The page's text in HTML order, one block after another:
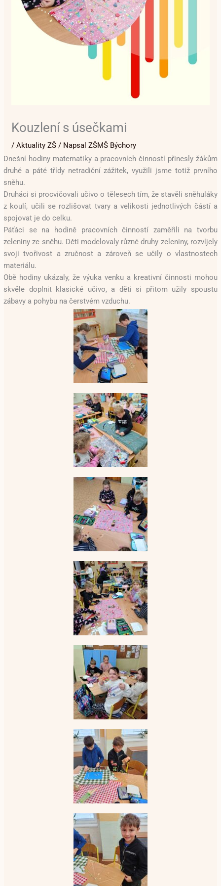
Kouzlení s úsečkami
/Aktuality ZŠ / NapsalZŠMŠ Býchory
Dnešní hodiny matematiky a pracovních činností přinesly žákům
druhé a páté třídy netradiční zážitek, využili jsme totiž prvního
sněhu.
Druháci si procvičovali učivo o tělesech tím, že stavěli sněhuláky
z koulí, učili se rozlišovat tvary a velikosti jednotlivých částí a
spojovat je do celku.
Páťáci se na hodině pracovních činností zaměřili na tvorbu
zeleniny ze sněhu. Děti modelovaly různé druhy zeleniny, rozvíjely
svoji tvořivost a zručnost a zároveň se učily o vlastnostech
materiálu.
Obě hodiny ukázaly, že výuka venku a kreativní činnosti mohou
skvěle doplnit klasické učivo, a děti si přitom užily spoustu
zábavy a pohybu na čerstvém vzduchu.